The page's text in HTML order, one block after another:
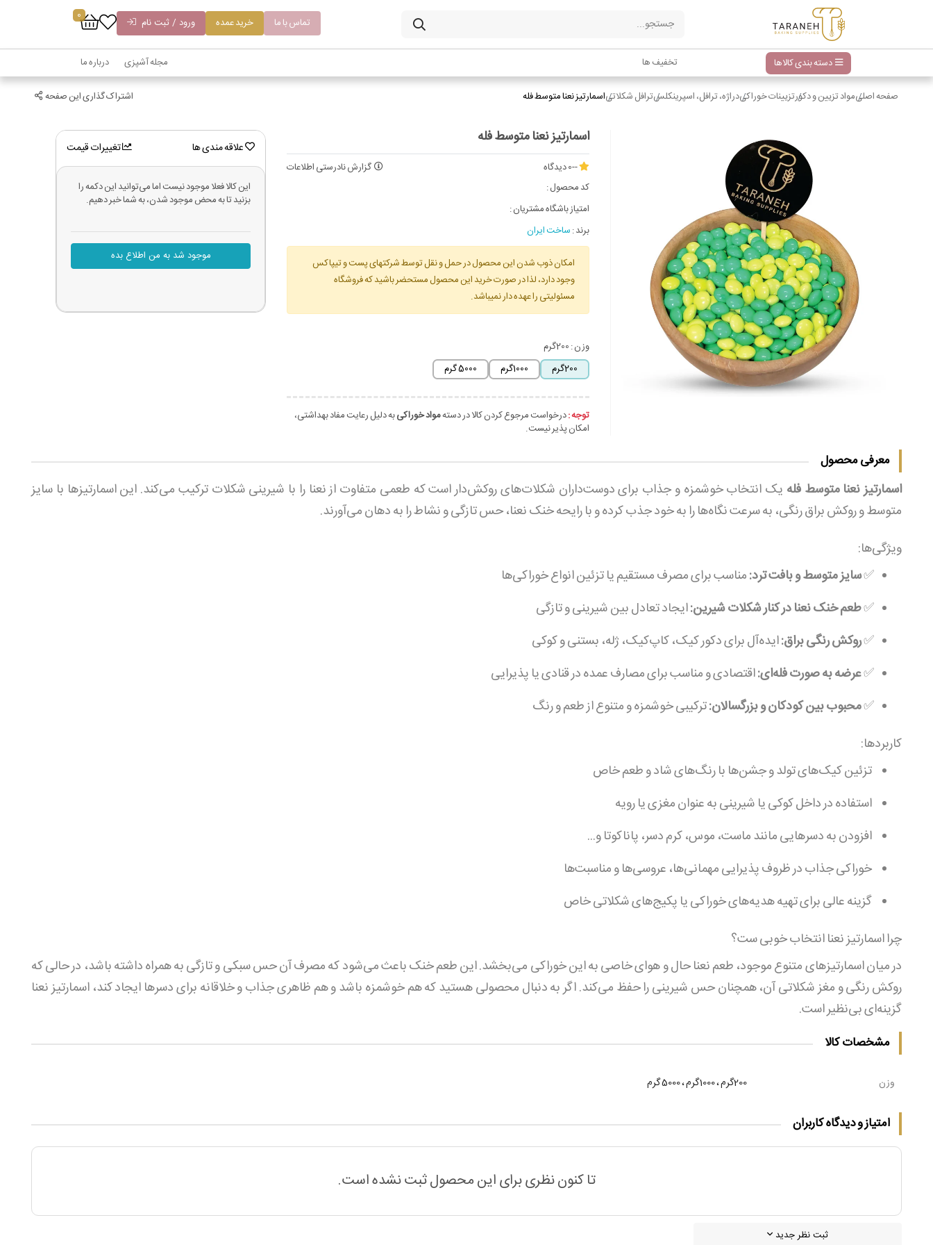
تماس با ما خرید عمده ورود / ثبت نام
0
دسته بندی کالاها تخفیف ها مجله آشپزی درباره ما
صفحه اصلیمواد تزیین و دکورتزیینات خوراکیدراژه، ترافل، اسپرینکلسترافل شکلاتیاسمارتیز نعنا متوسط فله اشتراک گذاری این صفحه
اسمارتیز نعنا متوسط فله
--0 دیدگاه
گزارش نادرستی اطلاعات
کد محصول :
امتیاز باشگاه مشتریان :
برند :ساخت ایران
امکان ذوب شدن این محصول در حمل و نقل توسط شرکتهای پست و تیپاکس
وجود دارد، لذا در صورت خرید این محصول مستحضر باشید که فروشگاه
مسئولیتی را عهده دار نمیباشد.
وزن :200گرم
200گرم
1000گرم 5000 گرم
توجه :درخواست مرجوع کردن کالا در دستهمواد خوراکیبه دلیل رعایت مفاد بهداشتی،
امکان پذیر نیست.
علاقه مندی ها تغییرات قیمت
این کالا فعلا موجود نیست اما می‌توانید این دکمه را
بزنید تا به محض موجود شدن، به شما خبر دهیم.
موجود شد به من اطلاع بده
معرفی محصول
اسمارتیز نعنا متوسط فله یک انتخاب خوشمزه و جذاب برای دوست‌داران شکلات‌های روکش‌دار است که طعمی متفاوت از نعنا را با شیرینی شکلات ترکیب می‌کند. این اسمارتیزها با سایز
متوسط و روکش براق رنگی، به سرعت نگاه‌ها را به خود جذب کرده و با رایحه خنک نعنا، حس تازگی و نشاط را به دهان می‌آورند.
ویژگی‌ها:
✅سایز متوسط و بافت ترد:مناسب برای مصرف مستقیم یا تزئین انواع خوراکی‌ها
✅طعم خنک نعنا در کنار شکلات شیرین:ایجاد تعادل بین شیرینی و تازگی
✅روکش رنگی براق:ایده‌آل برای دکور کیک، کاپ‌کیک، ژله، بستنی و کوکی
✅عرضه به صورت فله‌ای:اقتصادی و مناسب برای مصارف عمده در قنادی یا پذیرایی
✅محبوب بین کودکان و بزرگسالان:ترکیبی خوشمزه و متنوع از طعم و رنگ
کاربردها:
تزئین کیک‌های تولد و جشن‌ها با رنگ‌های شاد و طعم خاص
استفاده در داخل کوکی یا شیرینی به عنوان مغزی یا رویه
افزودن به دسرهایی مانند ماست، موس، کرم دسر، پاناکوتا و...
خوراکی جذاب در ظروف پذیرایی مهمانی‌ها، عروسی‌ها و مناسبت‌ها
گزینه عالی برای تهیه هدیه‌های خوراکی یا پکیج‌های شکلاتی خاص
چرا اسمارتیز نعنا انتخاب خوبی‌ ست؟
در میان اسمارتیزهای متنوع موجود، طعم نعنا حال و هوای خاصی به این خوراکی می‌بخشد. این طعم خنک باعث می‌شود که مصرف آن حس سبکی و تازگی به همراه داشته باشد، در حالی که
روکش رنگی و مغز شکلاتی آن، همچنان حس شیرینی را حفظ می‌کند. اگر به دنبال محصولی هستید که هم خوشمزه باشد و هم ظاهری جذاب و خلاقانه برای دسرها ایجاد کند، اسمارتیز نعنا
گزینه‌ای بی‌نظیر است.
مشخصات کالا
وزن 200گرم ، 1000گرم ، 5000 گرم
امتیاز و دیدگاه کاربران
تا کنون نظری برای این محصول ثبت نشده است.
ثبت نظر جدید